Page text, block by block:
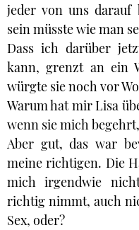
jeder von uns darauf
sein müsste wie man
Dass ich darüber
kann, grenzt an ein
würgte sie noch vor
Warum hat mir Lisa
wenn sie mich
Aber gut, das war
meine richtigen. Die
mich irgendwie
richtig nimmt, auch
Sex, oder?